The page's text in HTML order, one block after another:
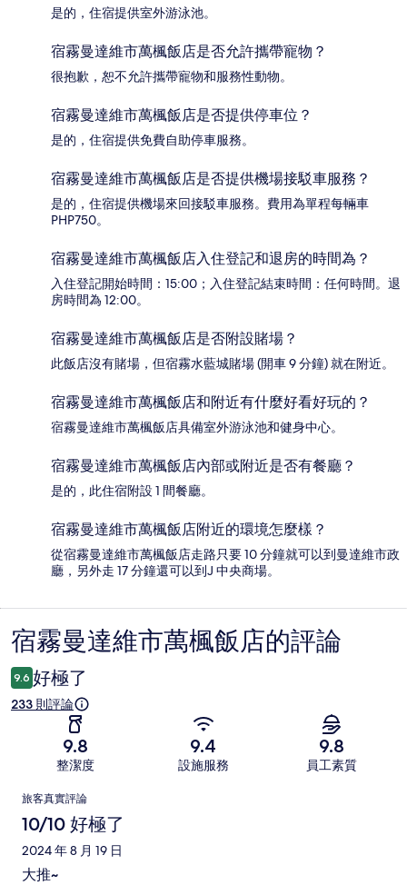
是的，住宿提供室外游泳池。
宿霧曼達維市萬楓飯店是否允許攜帶寵物？
很抱歉，恕不允許攜帶寵物和服務性動物。
宿霧曼達維市萬楓飯店是否提供停車位？
是的，住宿提供免費自助停車服務。
宿霧曼達維市萬楓飯店是否提供機場接駁車服務？
是的，住宿提供機場來回接駁車服務。費用為單程每輛車
PHP750。
宿霧曼達維市萬楓飯店入住登記和退房的時間為？
入住登記開始時間：15:00；入住登記結束時間：任何時間。退
房時間為 12:00。
宿霧曼達維市萬楓飯店是否附設賭場？
此飯店沒有賭場，但宿霧水藍城賭場 (開車 9 分鐘) 就在附近。
宿霧曼達維市萬楓飯店和附近有什麼好看好玩的？
宿霧曼達維市萬楓飯店具備室外游泳池和健身中心。
宿霧曼達維市萬楓飯店內部或附近是否有餐廳？
是的，此住宿附設 1 間餐廳。
宿霧曼達維市萬楓飯店附近的環境怎麼樣？
從宿霧曼達維市萬楓飯店走路只要 10 分鐘就可以到曼達維市政
廳，另外走 17 分鐘還可以到J 中央商場。
評
論
宿霧曼達維市萬楓飯店的評論
9.6 好極了
233 則評論
9.8
整潔度
9.4
設施服務
9.8
員工素質
評
論
旅客真實評論
10/10 好極了
2024 年 8 月 19 日
大推~